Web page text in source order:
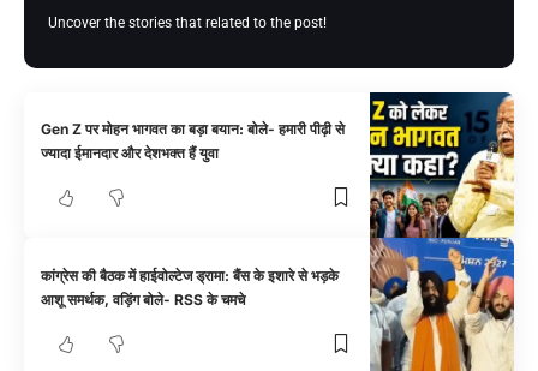
Uncover the stories that related to the post!
Gen Z पर मोहन भागवत का बड़ा बयान: बोले- हमारी पीढ़ी से
ज्यादा ईमानदार और देशभक्त हैं युवा
कांग्रेस की बैठक में हाईवोल्टेज ड्रामा: बैंस के इशारे से भड़के
आशू समर्थक, वड़िंग बोले- RSS के चमचे